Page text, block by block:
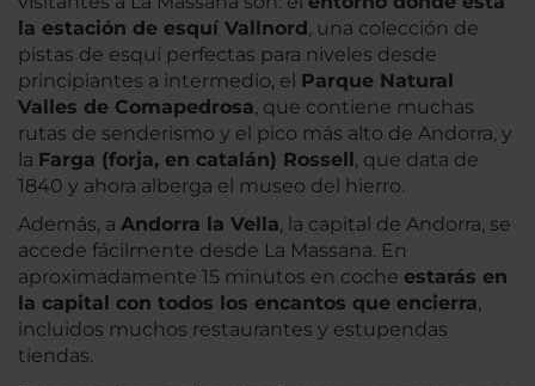
la estación de esquí Vallnord, una colección de
pistas de esquí perfectas para niveles desde
principiantes a intermedio, el Parque Natural
Valles de Comapedrosa, que contiene muchas
rutas de senderismo y el pico más alto de Andorra, y
la Farga (forja, en catalán) Rossell, que data de
1840 y ahora alberga el museo del hierro.
Además, a Andorra la Vella, la capital de Andorra, se
accede fácilmente desde La Massana. En
aproximadamente 15 minutos en coche estarás en
la capital con todos los encantos que encierra,
incluidos muchos restaurantes y estupendas
tiendas.